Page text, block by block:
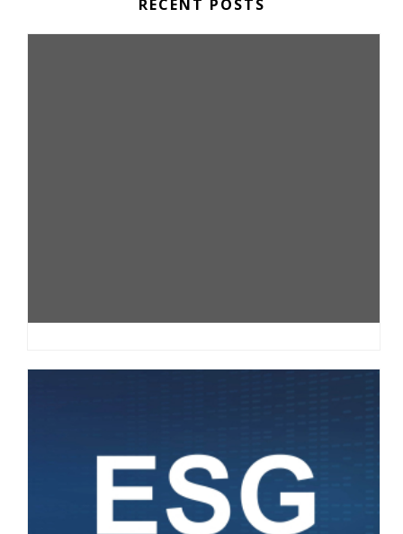
RECENT POSTS